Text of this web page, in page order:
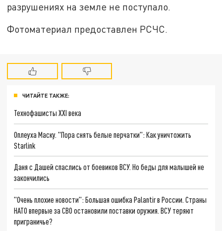
разрушениях на земле не поступало.
Фотоматериал предоставлен РСЧС.
ЧИТАЙТЕ ТАКЖЕ:
Технофашисты XXI века
Оплеуха Маску. "Пора снять белые перчатки": Как уничтожить
Starlink
Даня с Дашей спаслись от боевиков ВСУ. Но беды для малышей не
закончились
"Очень плохие новости": Большая ошибка Palantir в России. Страны
НАТО впервые за СВО остановили поставки оружия. ВСУ теряют
приграничье?